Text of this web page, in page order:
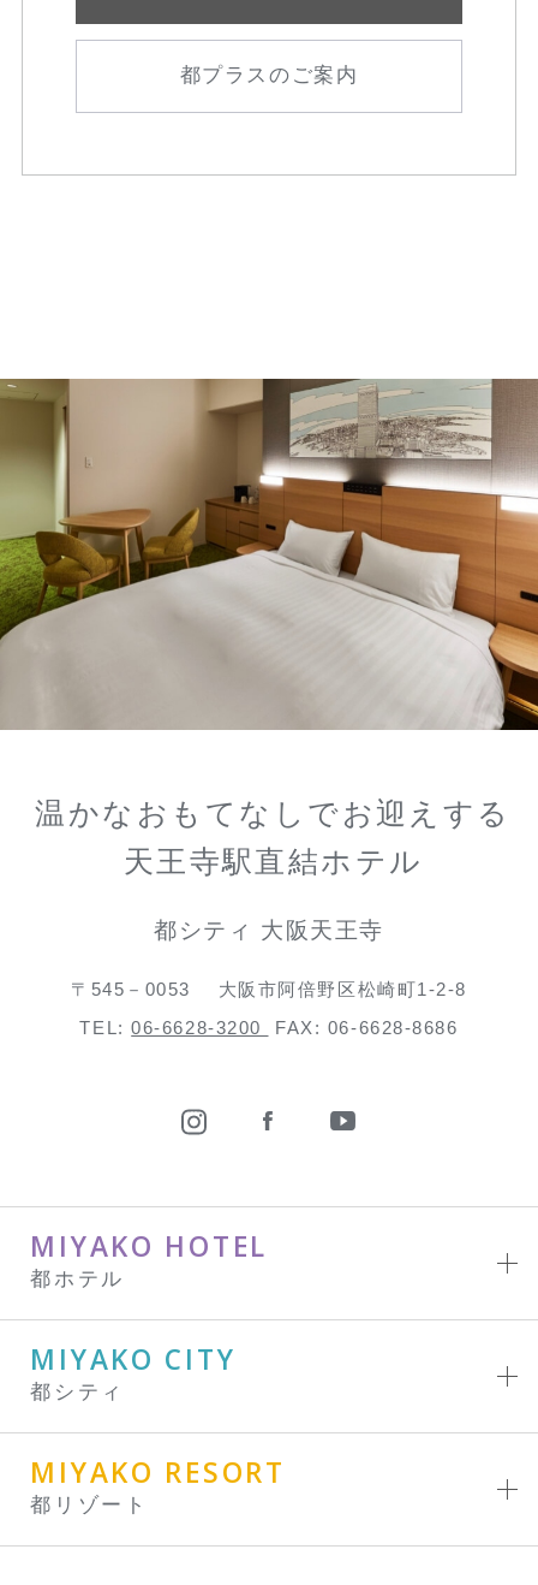
都プラスのご案内
温かなおもてなしでお迎えする
天王寺駅直結ホテル
都シティ 大阪天王寺
〒545－0053
大阪市阿倍野区松崎町1-2-8
TEL:06-6628-3200 FAX: 06-6628-8686
MIYAKO HOTEL
都ホテル
MIYAKO CITY
都シティ
MIYAKO RESORT
都リゾート